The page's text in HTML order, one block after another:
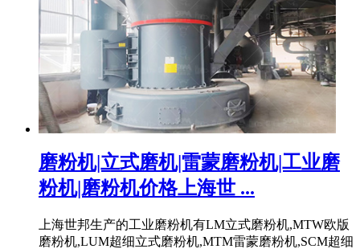
磨粉机|立式磨机|雷蒙磨粉机|工业磨
粉机|磨粉机价格上海世 ...
上海世邦生产的工业磨粉机有LM立式磨粉机,MTW欧版
磨粉机,LUM超细立式磨粉机,MTM雷蒙磨粉机,SCM超细